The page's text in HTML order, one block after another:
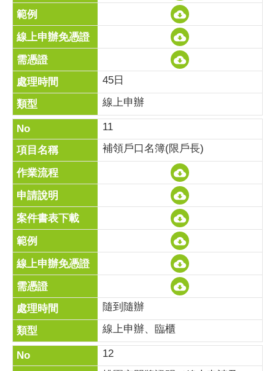
45日
線上申辦
11
補領戶口名簿(限戶長)
隨到隨辦
線上申辦、臨櫃
12